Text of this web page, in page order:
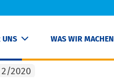
UNS WAS WIR MACHEN
2020